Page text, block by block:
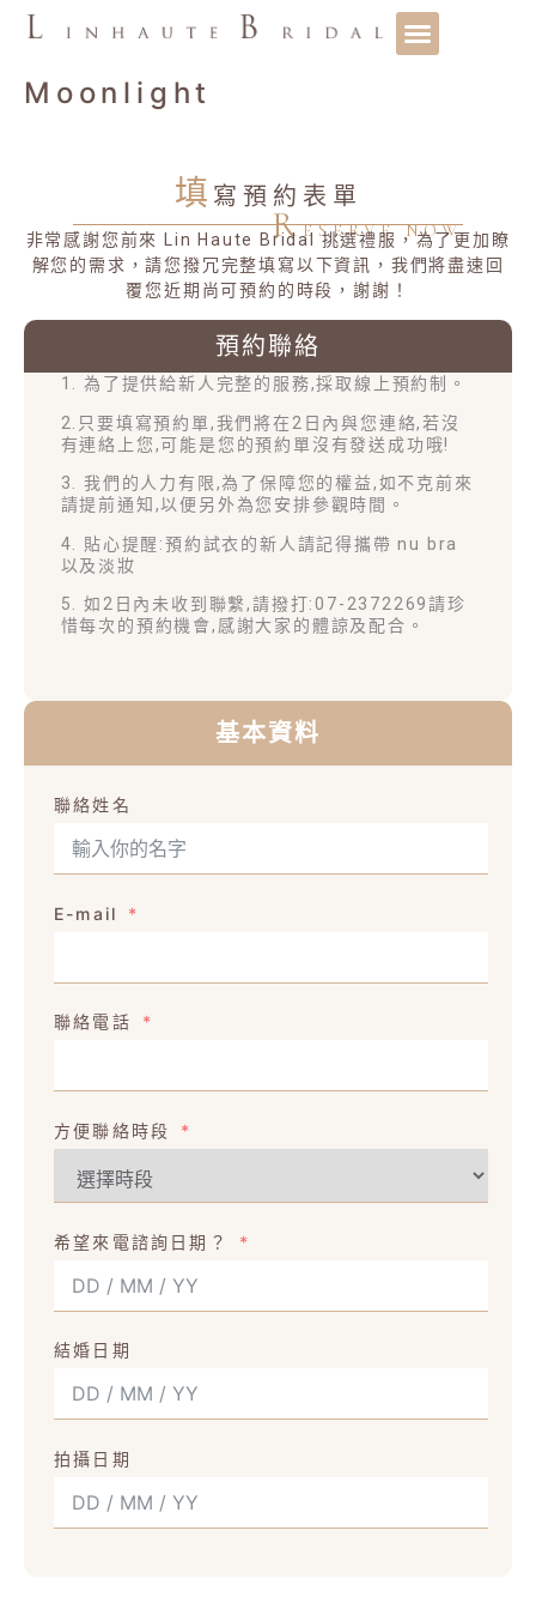
Moonlight
填 寫預約表單
RESERVE NOW
非常感謝您前來 Lin Haute Bridal 挑選禮服，為了更加瞭
解您的需求，請您撥冗完整填寫以下資訊，我們將盡速回
覆您近期尚可預約的時段，謝謝！
預約聯絡
1. 為了提供給新人完整的服務,採取線上預約制。
2.只要填寫預約單,我們將在2日內與您連絡,若沒
有連絡上您,可能是您的預約單沒有發送成功哦!
3. 我們的人力有限,為了保障您的權益,如不克前來
請提前通知,以便另外為您安排參觀時間。
4. 貼心提醒:預約試衣的新人請記得攜帶 nu bra
以及淡妝
5. 如2日內未收到聯繫,請撥打:07-2372269請珍
惜每次的預約機會,感謝大家的體諒及配合。
基本資料
聯絡姓名
E-mail
聯絡電話
方便聯絡時段
希望來電諮詢日期？
結婚日期
拍攝日期